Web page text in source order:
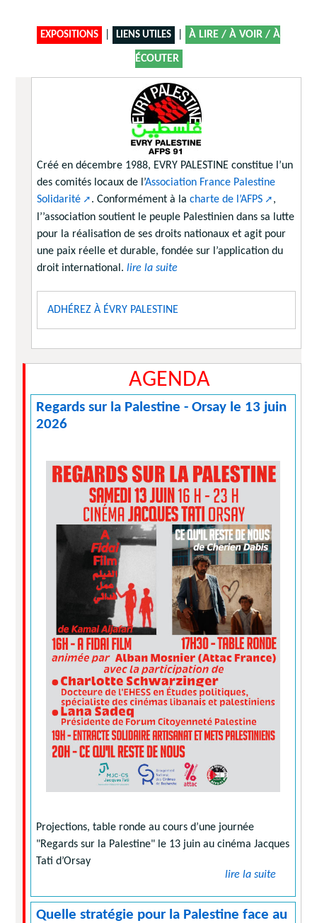
EXPOSITIONS LIENS UTILES À LIRE / À VOIR / À
ÉCOUTER
Créé en décembre 1988, EVRY PALESTINE constitue l’un
des comités locaux de l’Association France Palestine
Solidarité
. Conformément à la charte de l’AFPS
,
l’’association soutient le peuple Palestinien dans sa lutte
pour la réalisation de ses droits nationaux et agit pour
une paix réelle et durable, fondée sur l’application du
droit international. lire la suite
ADHÉREZ À ÉVRY PALESTINE
AGENDA
Regards sur la Palestine - Orsay le 13 juin
2026
Projections, table ronde au cours d’une journée
"Regards sur la Palestine" le 13 juin au cinéma Jacques
Tati d’Orsay
lire la suite
Quelle stratégie pour la Palestine face au